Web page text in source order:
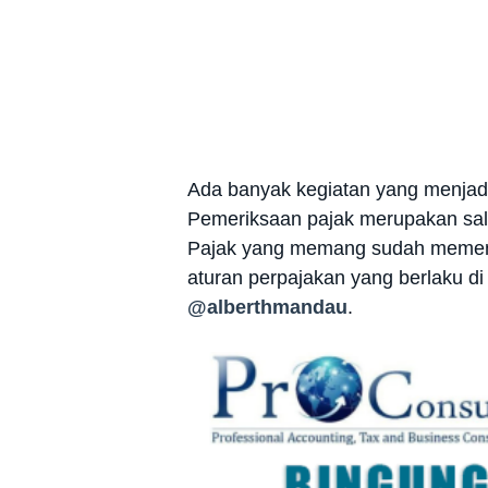
Ada banyak kegiatan yang
Pemeriksaan pajak merupakan
Pajak yang memang sudah
aturan perpajakan yang berlaku
@alberthmandau.